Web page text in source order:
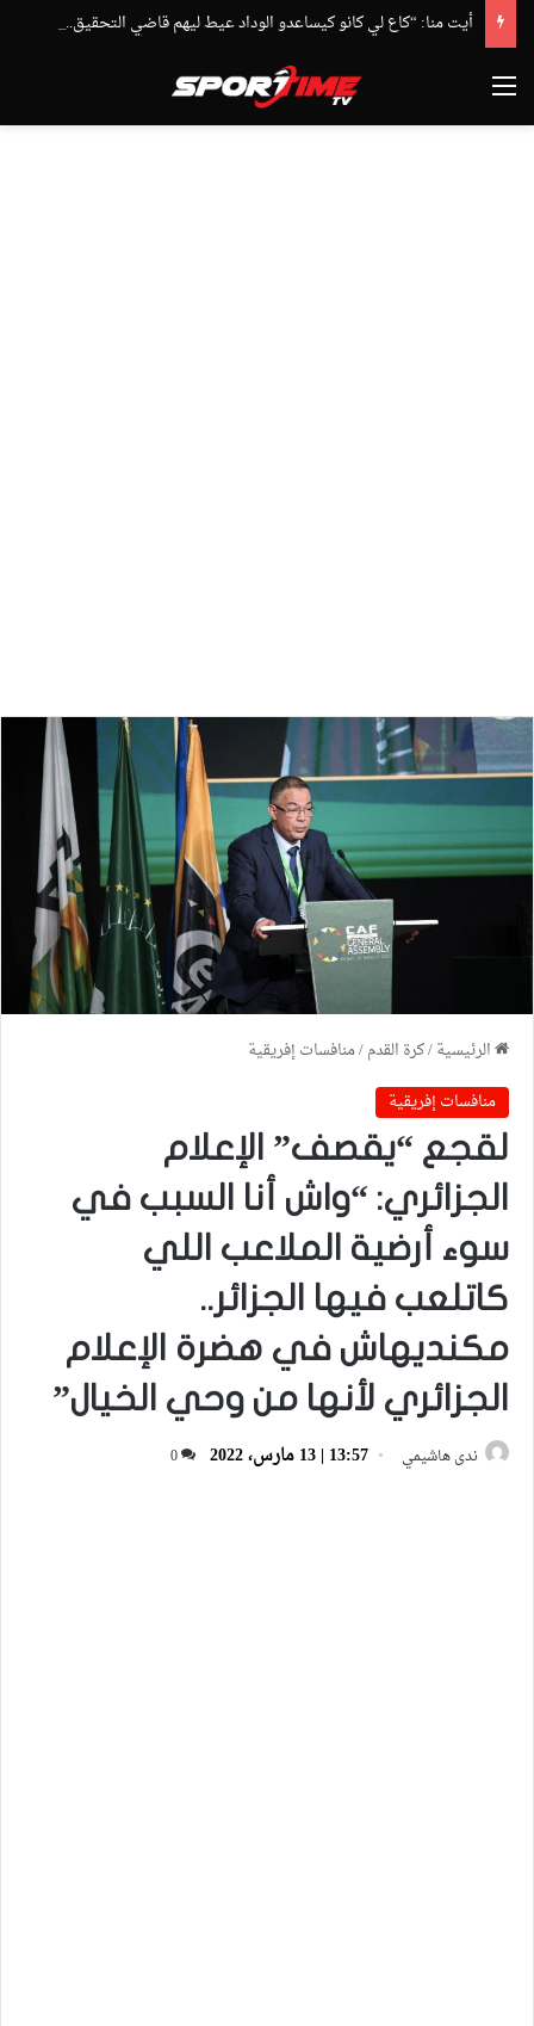
القائمة
الرئيسية/كرة القدم/منافسات إفريقية
منافسات إفريقية
لقجع “يقصف” الإعلام
الجزائري: “واش أنا السبب في
سوء أرضية الملاعب اللي
كاتلعب فيها الجزائر..
مكنديهاش في هضرة الإعلام
الجزائري لأنها من وحي الخيال”
ندى هاشيمي 13:57 | 13 مارس، 2022 0